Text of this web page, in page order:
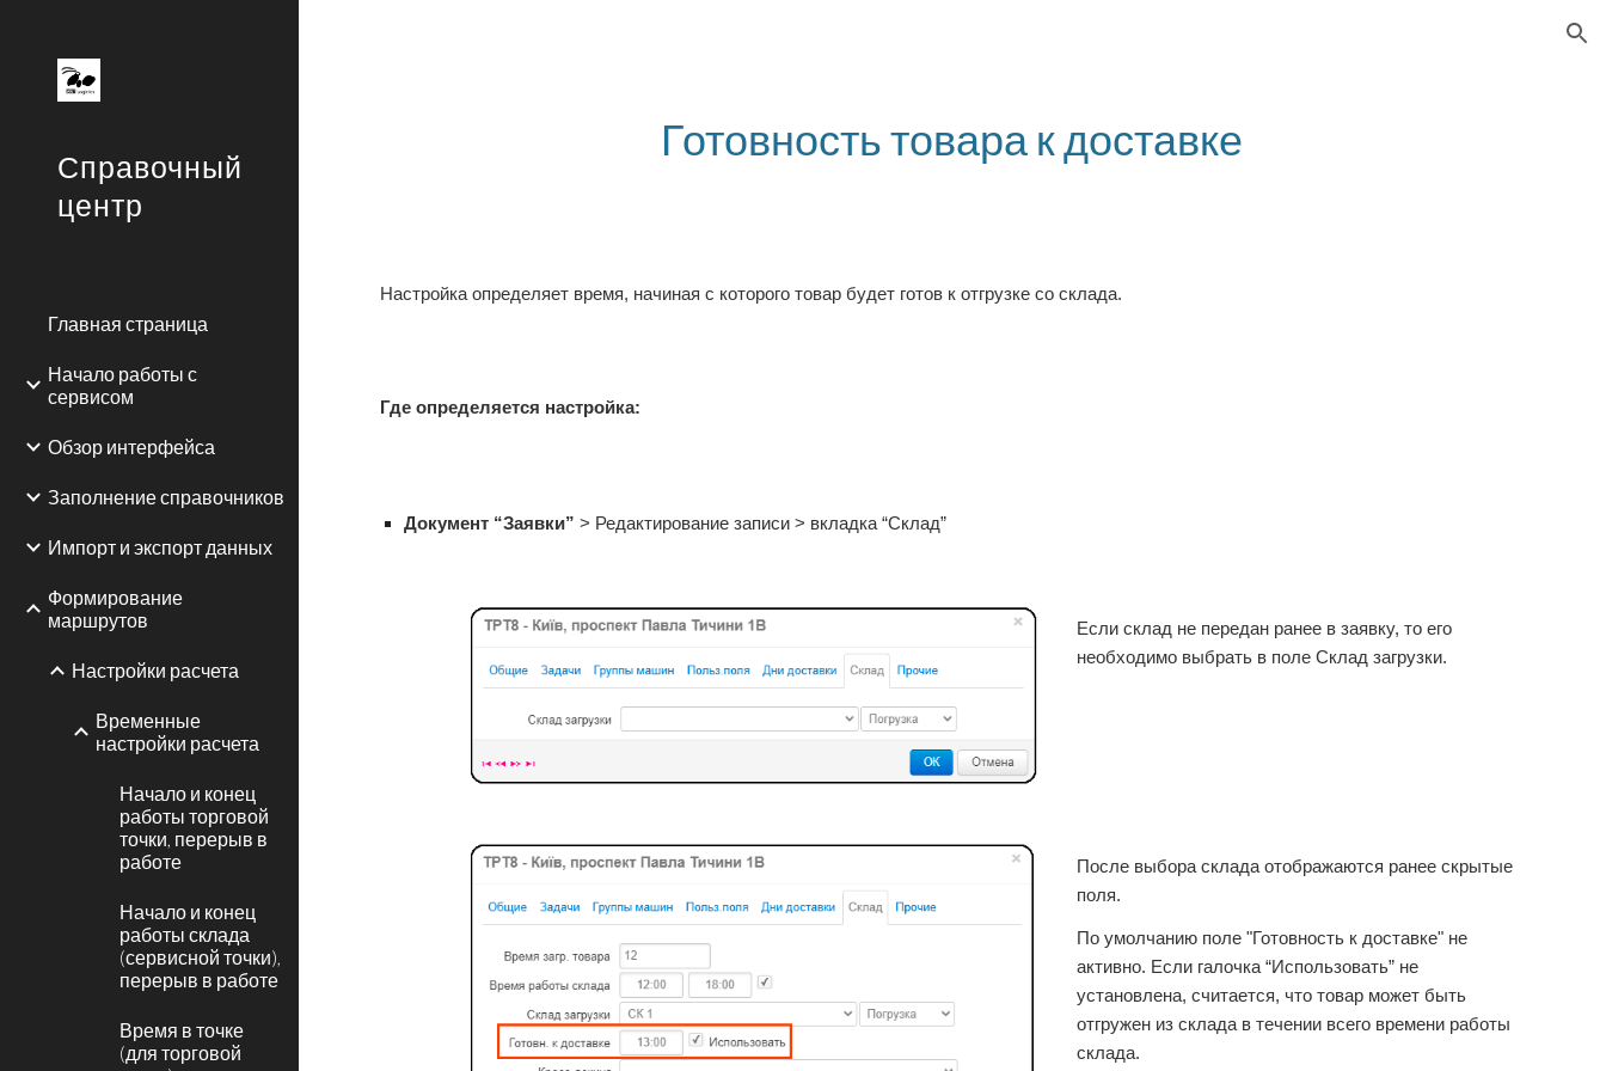
Справочный
центр
Главная страница
Начало работы с
сервисом
Обзор интерфейса
Заполнение справочников
Импорт и экспорт данных
Формирование
маршрутов
Настройки расчета
Временные
настройки расчета
Начало и конец
работы торговой
точки, перерыв в
работе
Начало и конец
работы склада
(сервисной точки),
перерыв в работе
Время в точке
(для торговой
Готовность товара к доставке
Настройка определяет время, начиная с которого товар будет готов к отгрузке со склада.
Где определяется настройка:
Документ “Заявки” > Редактирование записи > вкладка “Склад”
Если склад не передан ранее в заявку, то его
необходимо выбрать в поле Склад загрузки.
После выбора склада отображаются ранее скрытые
поля.
По умолчанию поле "Готовность к доставке" не
активно. Если галочка “Использовать” не
установлена, считается, что товар может быть
отгружен из склада в течении всего времени работы
склада.